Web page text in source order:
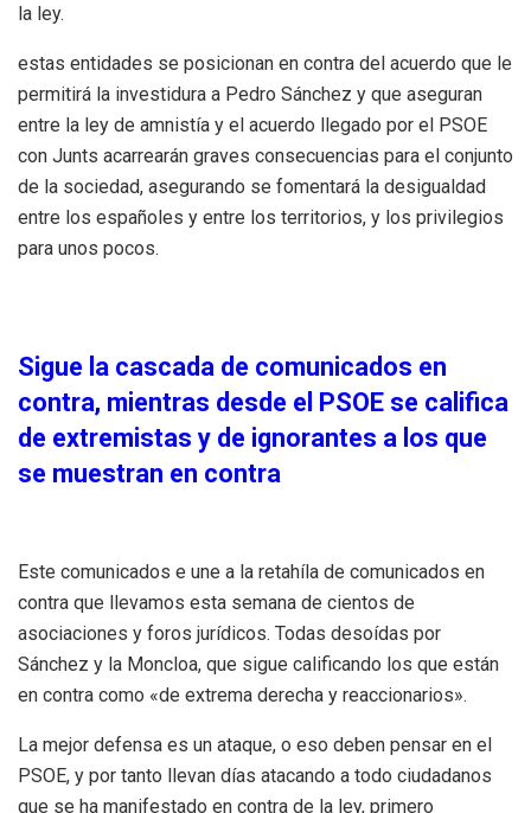
la ley.
estas entidades se posicionan en contra del acuerdo que le
permitirá la investidura a Pedro Sánchez y que aseguran
entre la ley de amnistía y el acuerdo llegado por el PSOE
con Junts acarrearán graves consecuencias para el conjunto
de la sociedad, asegurando se fomentará la desigualdad
entre los españoles y entre los territorios, y los privilegios
para unos pocos.
Sigue la cascada de comunicados en
contra, mientras desde el PSOE se califica
de extremistas y de ignorantes a los que
se muestran en contra
Este comunicados e une a la retahíla de comunicados en
contra que llevamos esta semana de cientos de
asociaciones y foros jurídicos. Todas desoídas por
Sánchez y la Moncloa, que sigue calificando los que están
en contra como «de extrema derecha y reaccionarios».
La mejor defensa es un ataque, o eso deben pensar en el
PSOE, y por tanto llevan días atacando a todo ciudadanos
que se ha manifestado en contra de la ley, primero